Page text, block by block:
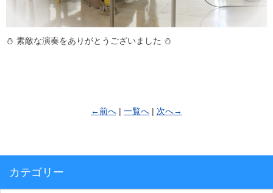
⛄ 素敵な演奏をありがとうございました ⛄
←前へ | 一覧へ | 次へ→
カテゴリー